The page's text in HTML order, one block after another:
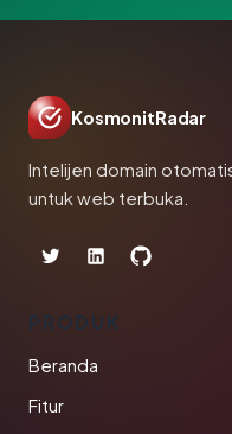
KosmonitRadar
Intelijen domain
untuk web terbuka.
PRODUK
Beranda
Fitur